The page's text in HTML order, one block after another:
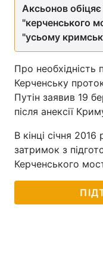
Аксьонов обіцяє
"керченського
"усьому
Про необхідність
Керченську
Путін заявив 19
після анексії
В кінці січня
затримок з
Керченського